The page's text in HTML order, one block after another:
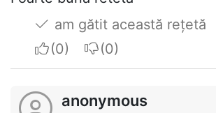
am gătit această rețetă
I apreciateI do not appreciate
anonymous